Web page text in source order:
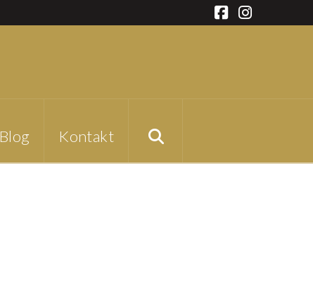
Facebook
Blog Kontakt